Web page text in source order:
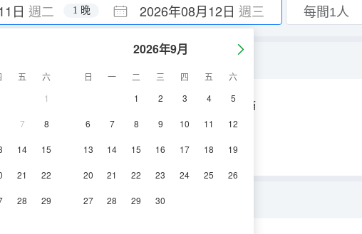
日 週二 2026年08月12日 週三
1 晚
五
六
1
7 8
14 15
21 22
28 29
2026年9月
日 一 二 三 四 五
六
1
2 3 4 5
6 7 8 9 10 11 12
13 14 15 16 17 18 19
20 21 22 23 24 25 26
27 28 29 30
80-85㎡ 空調 電視機 冰箱
泰迪珍藏高級套房雙床